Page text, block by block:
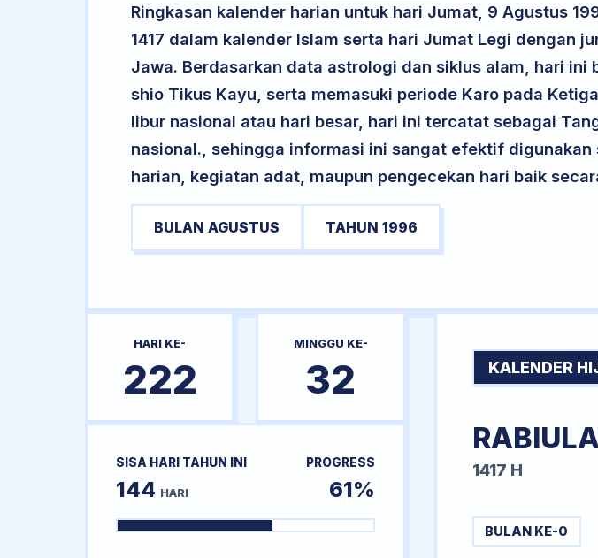
Ringkasan kalender harian untuk hari Jumat, 9 Agustus
1417 dalam kalender Islam serta hari Jumat Legi dengan
Jawa. Berdasarkan data astrologi dan siklus alam, hari ini
shio Tikus Kayu, serta memasuki periode Karo pada
libur nasional atau hari besar, hari ini tercatat sebagai
nasional., sehingga informasi ini sangat efektif
harian, kegiatan adat, maupun pengecekan hari baik
BULAN AGUSTUS TAHUN 1996
HARI KE-
222
MINGGU KE-
32
SISA HARI TAHUN INI
144 HARI
PROGRESS
61%
KALENDER
1417 H
BULAN KE-0